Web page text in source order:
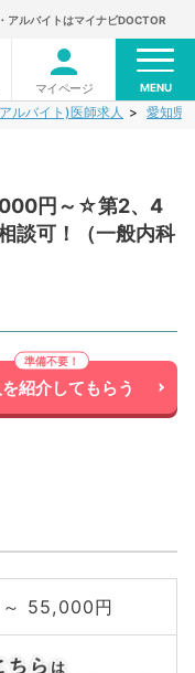
アルバイトはマイナビDOCTOR
マイページ MENU
ルバイト)医師求人 愛知県
円～☆第2、4
談可！（一般内科
紹介してもらう
55,000円